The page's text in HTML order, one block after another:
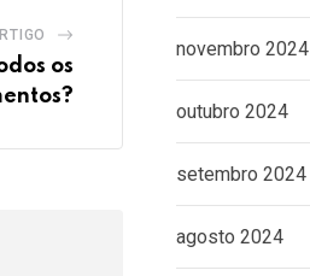
os
novembro 2024
outubro 2024
setembro 2024
agosto 2024